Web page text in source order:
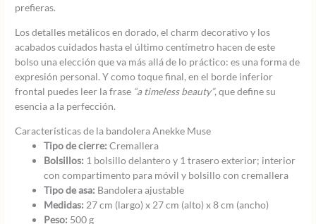
prefieras.
Los detalles metálicos en dorado, el charm decorativo y los
acabados cuidados hasta el último centímetro hacen de este
bolso una elección que va más allá de lo práctico: es una forma de
expresión personal. Y como toque final, en el borde inferior
frontal puedes leer la frase “a timeless beauty”, que define su
esencia a la perfección.
Características de la bandolera Anekke Muse
Tipo de cierre: Cremallera
Bolsillos: 1 bolsillo delantero y 1 trasero exterior; interior
con compartimento para móvil y bolsillo con cremallera
Tipo de asa: Bandolera ajustable
Medidas: 27 cm (largo) x 27 cm (alto) x 8 cm (ancho)
Peso: 500 g